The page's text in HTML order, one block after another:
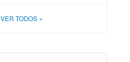
VER TODOS »